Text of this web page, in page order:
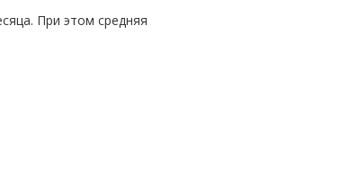
При этом средняя